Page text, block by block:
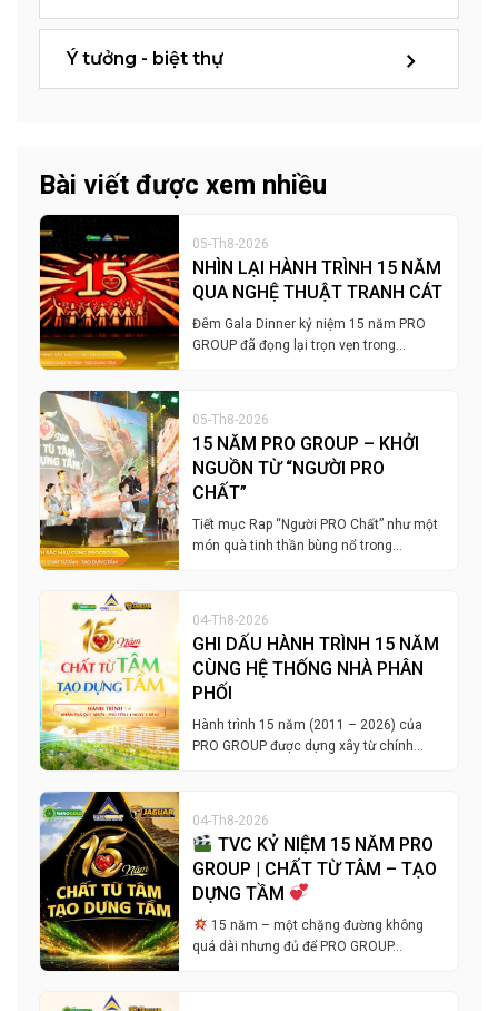
Ý tưởng - biệt thự
Bài viết được xem nhiều
05-Th8-2026
NHÌN LẠI HÀNH TRÌNH 15 NĂM
QUA NGHỆ THUẬT TRANH CÁT
Đêm Gala Dinner kỷ niệm 15 năm PRO
GROUP đã đọng lại trọn vẹn trong…
05-Th8-2026
15 NĂM PRO GROUP – KHỞI
NGUỒN TỪ “NGƯỜI PRO
CHẤT”
Tiết mục Rap “Người PRO Chất” như một
món quà tinh thần bùng nổ trong…
04-Th8-2026
GHI DẤU HÀNH TRÌNH 15 NĂM
CÙNG HỆ THỐNG NHÀ PHÂN
PHỐI
Hành trình 15 năm (2011 – 2026) của
PRO GROUP được dựng xây từ chính…
04-Th8-2026
TVC KỶ NIỆM 15 NĂM PRO
GROUP | CHẤT TỪ TÂM – TẠO
DỰNG TẦM
15 năm – một chặng đường không
quá dài nhưng đủ để PRO GROUP…